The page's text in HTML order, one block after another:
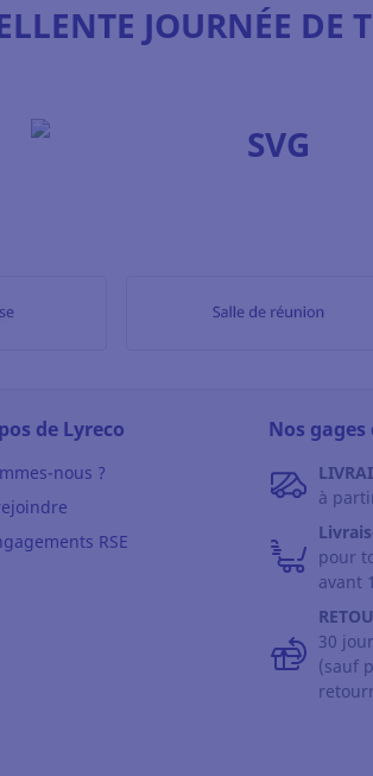
JOURNÉE DE
de Lyreco
nous ?
RSE
Nos
à
pour
avant
30
(sauf